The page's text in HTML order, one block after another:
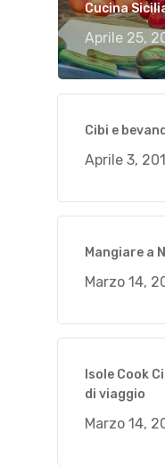
Cucina
Aprile 25,
Cibi e
Aprile 3,
Mangiare a
Marzo 14,
Isole Cook
di viaggio
Marzo 14,